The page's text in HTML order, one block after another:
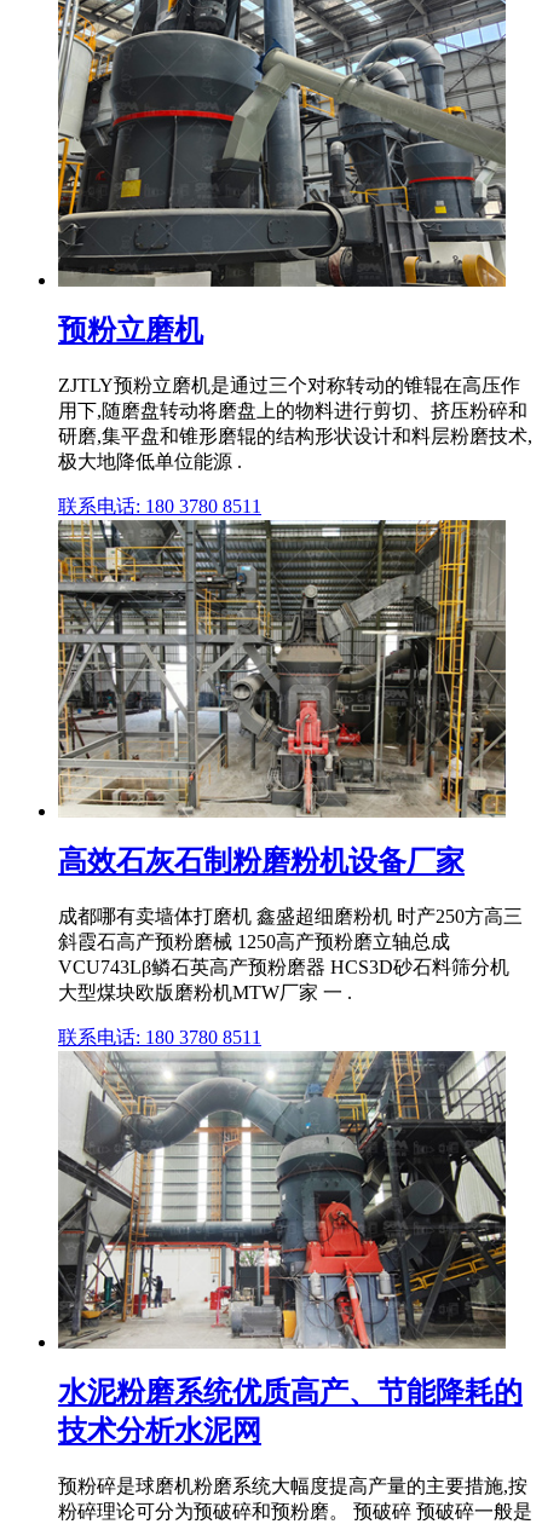
预粉立磨机
ZJTLY预粉立磨机是通过三个对称转动的锥辊在高压作
用下,随磨盘转动将磨盘上的物料进行剪切、挤压粉碎和
研磨,集平盘和锥形磨辊的结构形状设计和料层粉磨技术,
极大地降低单位能源 .
联系电话: 180 3780 8511
高效石灰石制粉磨粉机设备厂家
成都哪有卖墙体打磨机 鑫盛超细磨粉机 时产250方高三
斜霞石高产预粉磨械 1250高产预粉磨立轴总成
VCU743Lβ鳞石英高产预粉磨器 HCS3D砂石料筛分机
大型煤块欧版磨粉机MTW厂家 一 .
联系电话: 180 3780 8511
水泥粉磨系统优质高产、节能降耗的
技术分析水泥网
预粉碎是球磨机粉磨系统大幅度提高产量的主要措施,按
粉碎理论可分为预破碎和预粉磨。 预破碎 预破碎一般是